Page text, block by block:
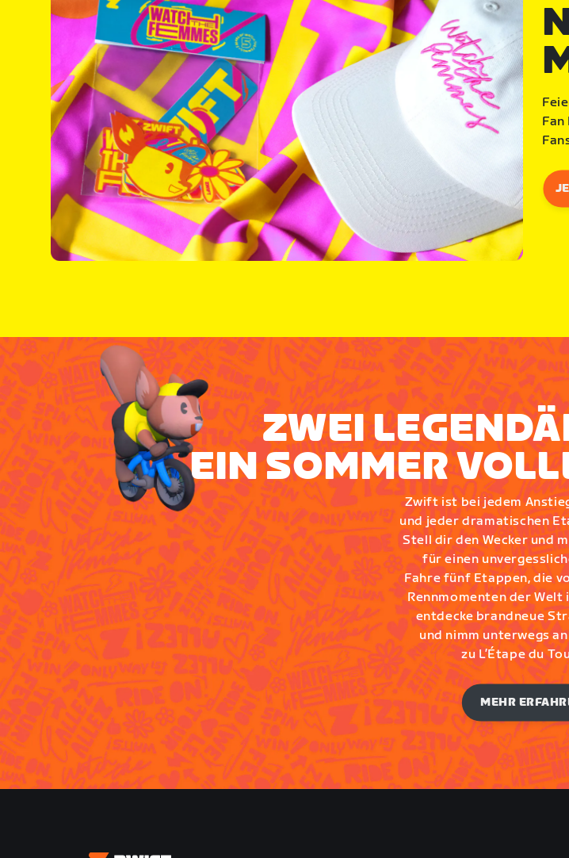
ZWEI
EIN SOMMER
Zwift ist bei jedem
und jeder dramatischen
Stell dir den Wecker und
für einen
Fahre fünf Etappen, die
Rennmomenten der
entdecke brandneue
und nimm unterwegs
zu L’Étape du
MEHR